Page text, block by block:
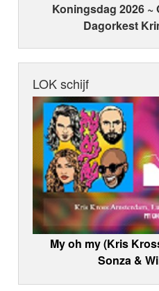
Koningsdag 2026 ~
Dagorkest
LOK schijf
My oh my (Kris
Sonza &